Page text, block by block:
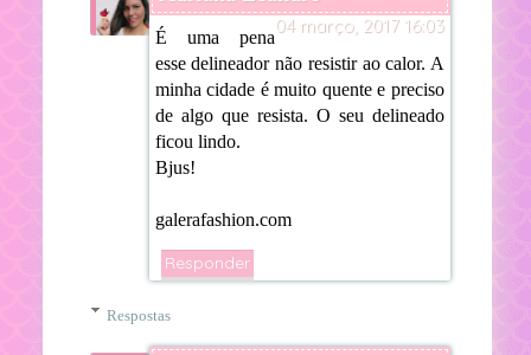
04 março, 2017 16:03
É uma pena
esse delineador não resistir ao calor. A
minha cidade é muito quente e preciso
de algo que resista. O seu delineado
ficou lindo.
Bjus!
galerafashion.com
Responder
Respostas